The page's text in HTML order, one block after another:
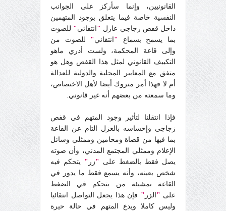
القانونيين، وإنما سأركز على الجوانب
النفسية خاصة فيما يتعلق بوجود المتهمين
داخل قفص زجاجي عازل " انتقائي" للصوت
بما يسمح بسماع " انتقائي" للصوت من
وإلى قاعة المحكمة، ولست أدري ماهو
التكييف القانوني لمثل هذا القفص وهل هو
متفق مع المعايير المحلية والدولية للعدالة
أم لا فهذا أمر متروك أيضا لأهل الاختصاص،
وما سمعته من بعضهم أنه غير قانوني.
فإذا انتقلنا لتأثير وجود المتهم في قفص
زجاجي وإحساسه بالعزل التام عن القاعة
بما فيها من قضاة ومحامين وممثلي وسائل
الإعلام وممثلي المجتمع المدني، وأن صوته
يصل فقط بالضغط على "زر " يتحكم فيه
شخص بعينه، وأنه يسمع فقط ما يدور في
القاعة بمشيئة من يتحكم في الضغط
على " الزر " فإن هذا يجعل التواصل انتقائيا
وليس كاملا ويدع المتهم في حالة حيرة